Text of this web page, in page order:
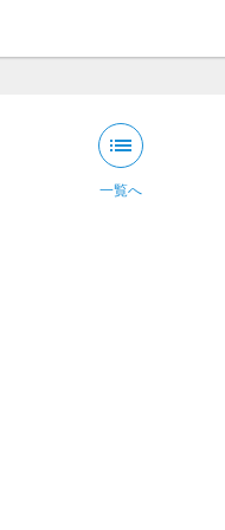
list
一覧へ